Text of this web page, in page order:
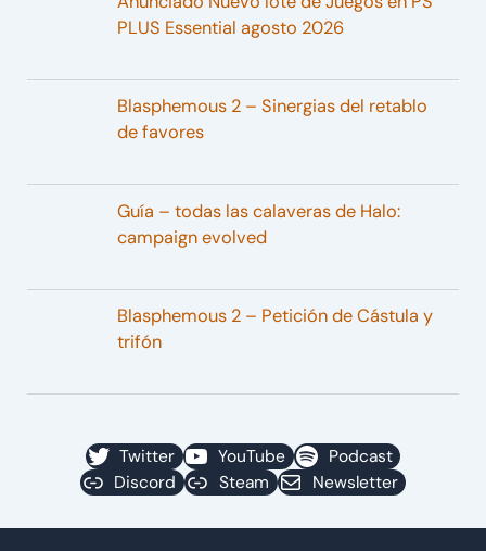
PLUS Essential agosto 2026
Blasphemous 2 – Sinergias del retablo
de favores
Guía – todas las calaveras de Halo:
campaign evolved
Blasphemous 2 – Petición de Cástula y
trifón
Twitter YouTube
Podcast
Discord
Steam Newsletter